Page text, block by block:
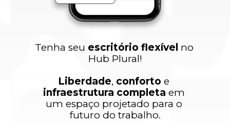
Tenha seu escritório flexível no
Hub Plural!
Liberdade, conforto
infraestrutura completa em
um espaço projetado para o
futuro do trabalho.